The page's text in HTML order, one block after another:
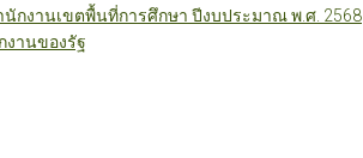
กงานเขตพื้นที่การศึกษา ปีงบประมาณ พ.ศ. 2568
านของรัฐ